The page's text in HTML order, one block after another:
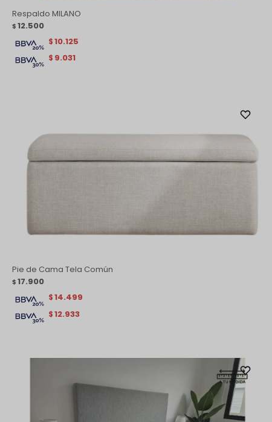
Respaldo MILANO
$ 12.500
$ 9.031
$10.125
Pie de Cama Tela Común
$ 17.900
$12.933
$14.499